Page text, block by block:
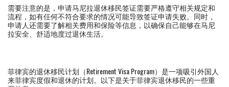
需要注意的是，申请马尼拉退休移民签证需要严格遵守相关规定和
流程，如有任何不符合要求的情况可能导致签证申请失败。同时，
申请人还需要了解相关费用和保险等信息，以确保自己能够在马尼
拉安全、舒适地度过退休生活。
菲律宾的退休移民计划（Retirement Visa Program）是一项吸引外国人
来菲律宾度假和退休的计划。以下是关于菲律宾退休移民的一些重